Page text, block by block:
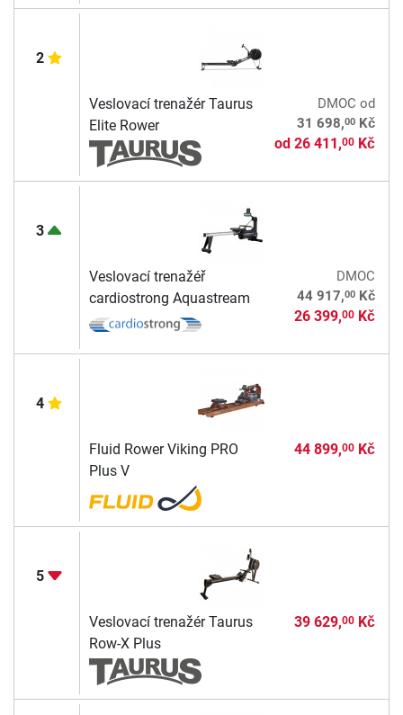
2
Veslovací trenažér Taurus
Elite Rower
DMOC od
31 698,00Kč
od 26 411,00Kč
3
Veslovací trenažéř
cardiostrong Aquastream
DMOC
44 917,00Kč
26 399,00Kč
4
Fluid Rower Viking PRO
Plus V
44 899,00Kč
5
Veslovací trenažér Taurus
Row-X Plus
39 629,00Kč